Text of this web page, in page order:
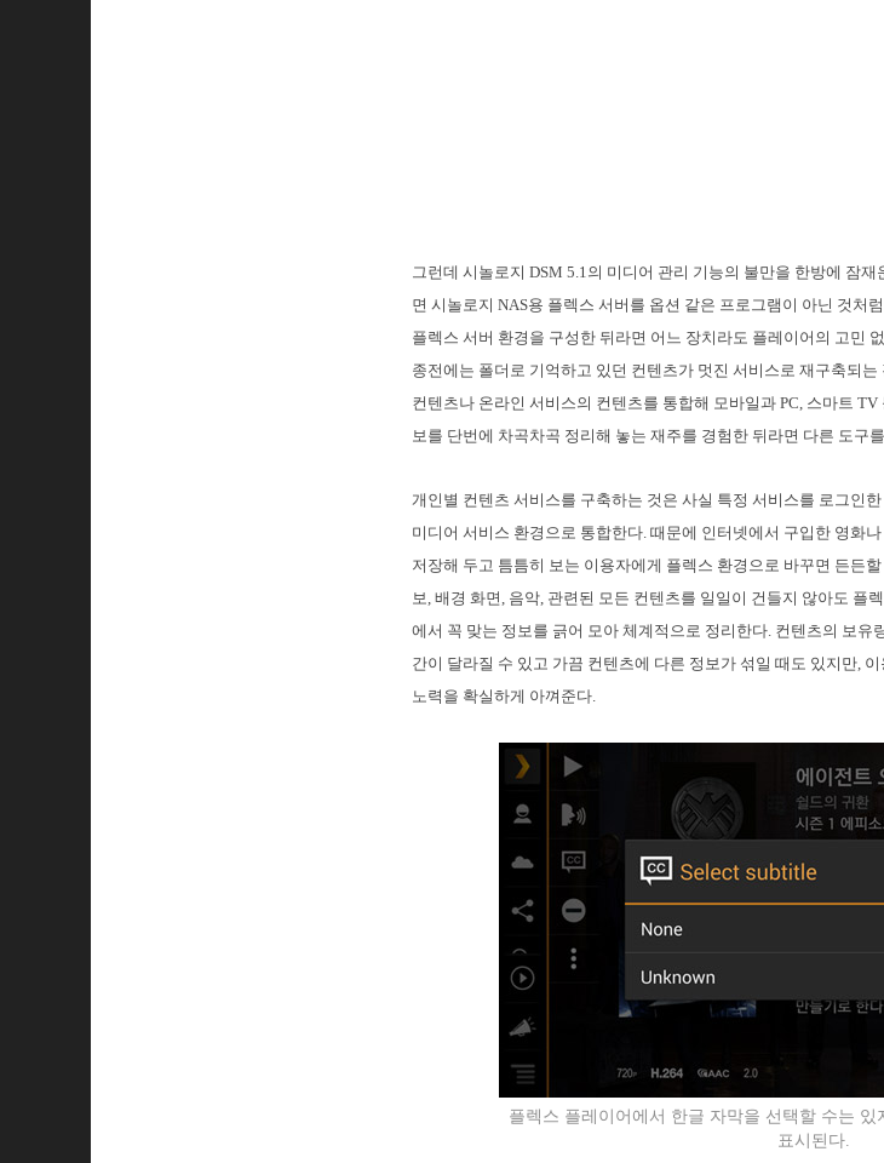
그런데 시놀로지 DSM 5.1의 미디어 관리 기능의 불만을 한방에 잠
면 시놀로지 NAS용 플렉스 서버를 옵션 같은 프로그램이 아닌 것처
플렉스 서버 환경을 구성한 뒤라면 어느 장치라도 플레이어의 고민
종전에는 폴더로 기억하고 있던 컨텐츠가 멋진 서비스로 재구축되
컨텐츠나 온라인 서비스의 컨텐츠를 통합해 모바일과 PC, 스마트
보를 단번에 차곡차곡 정리해 놓는 재주를 경험한 뒤라면 다른 도구
개인별 컨텐츠 서비스를 구축하는 것은 사실 특정 서비스를 로그인
미디어 서비스 환경으로 통합한다. 때문에 인터넷에서 구입한 영화
저장해 두고 틈틈히 보는 이용자에게 플렉스 환경으로 바꾸면 든든
보, 배경 화면, 음악, 관련된 모든 컨텐츠를 일일이 건들지 않아도 플
에서 꼭 맞는 정보를 긁어 모아 체계적으로 정리한다. 컨텐츠의 보유
간이 달라질 수 있고 가끔 컨텐츠에 다른 정보가 섞일 때도 있지만,
노력을 확실하게 아껴준다.
플렉스 플레이어에서 한글 자막을 선택할 수는 있
표시된다.